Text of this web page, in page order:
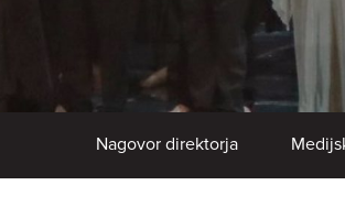
Nagovor direktorja